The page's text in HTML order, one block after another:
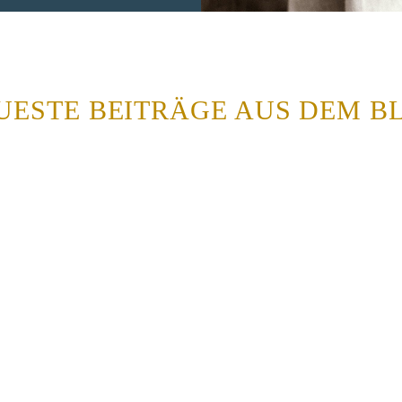
BEITRÄGE AUS DEM